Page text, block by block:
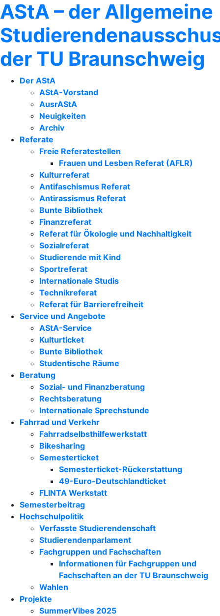
AStA – der Allgemeine
der TU Braunschweig
Der AStA
AStA-Vorstand
AusrAStA
Neuigkeiten
Archiv
Referate
Freie Referatestellen
Frauen und Lesben Referat (AFLR)
Kulturreferat
Antifaschismus Referat
Antirassismus Referat
Bunte Bibliothek
Finanzreferat
Referat für Ökologie und Nachhaltigkeit
Sozialreferat
Studierende mit Kind
Sportreferat
Internationale Studis
Technikreferat
Referat für Barrierefreiheit
Service und Angebote
AStA-Service
Kulturticket
Bunte Bibliothek
Studentische Räume
Beratung
Sozial- und Finanzberatung
Rechtsberatung
Internationale Sprechstunde
Fahrrad und Verkehr
Fahrradselbsthilfewerkstatt
Bikesharing
Semesterticket
Semesterticket-Rückerstattung
49-Euro-Deutschlandticket
FLINTA Werkstatt
Semesterbeitrag
Hochschulpolitik
Verfasste Studierendenschaft
Studierendenparlament
Fachgruppen und Fachschaften
Informationen für Fachgruppen und
Fachschaften an der TU Braunschweig
Wahlen
Projekte
SummerVibes 2025